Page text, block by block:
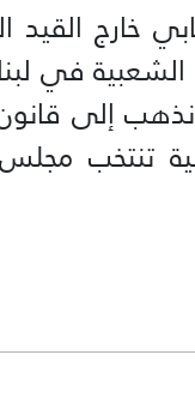
نيابي خارج
في
إلى
تنتخب